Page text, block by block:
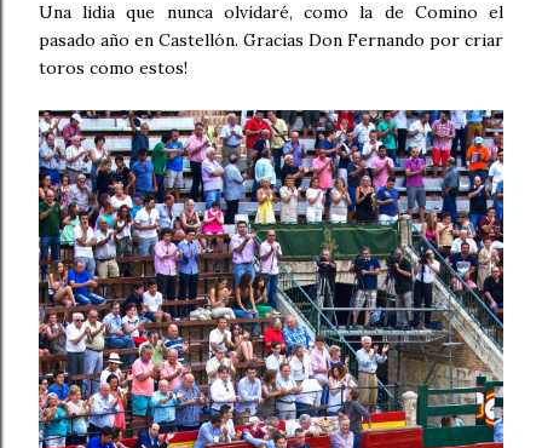
Una lidia que nunca olvidaré, como la de Comino el
pasado año en Castellón. Gracias Don Fernando por criar
toros como estos!